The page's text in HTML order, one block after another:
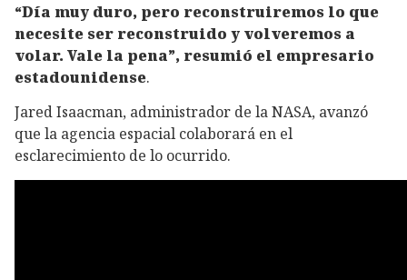
“Día muy duro, pero reconstruiremos lo que
necesite ser reconstruido y volveremos a
volar. Vale la pena”, resumió el empresario
estadounidense.
Jared Isaacman, administrador de la NASA, avanzó
que la agencia espacial colaborará en el
esclarecimiento de lo ocurrido.